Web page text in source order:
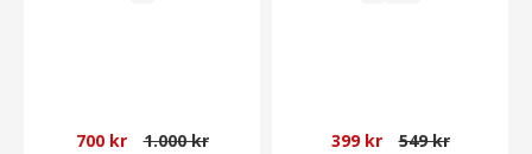
700 kr 1.000 kr 399 kr 549 kr